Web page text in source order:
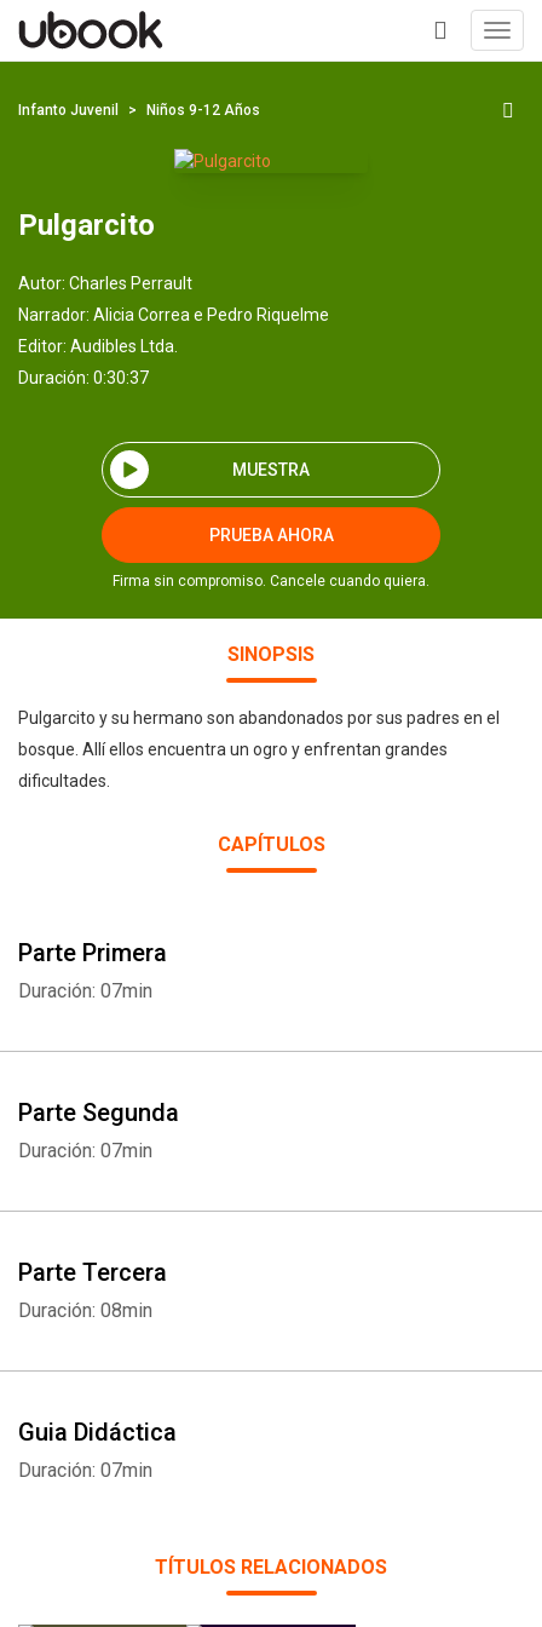
+
Infanto Juvenil Niños 9-12 Años
Pulgarcito
Autor: Charles Perrault
Narrador: Alicia Correa e Pedro Riquelme
Editor: Audibles Ltda.
Duración: 0:30:37
MUESTRA
PRUEBA AHORA
Firma sin compromiso. Cancele cuando quiera.
SINOPSIS
Pulgarcito y su hermano son abandonados por sus padres en el
bosque. Allí ellos encuentra un ogro y enfrentan grandes
dificultades.
CAPÍTULOS
Parte Primera
Duración: 07min
Parte Segunda
Duración: 07min
Parte Tercera
Duración: 08min
Guia Didáctica
Duración: 07min
TÍTULOS RELACIONADOS